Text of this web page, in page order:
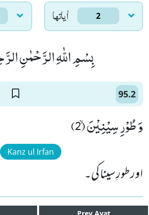
اٰياتها 2
بِسْمِ اللّٰهِ الرَّحْمٰنِ
95.2
وَ طُوْرِ سِیْنِیْنَۙ (2)
Kanz ul Irfan
اور طورِ سینا کی۔